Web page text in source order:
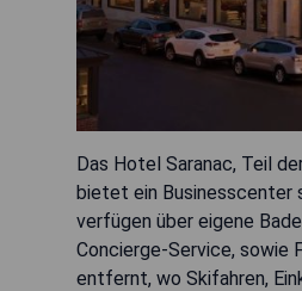
Das Hotel Saranac, Teil
bietet ein Businesscenter
verfügen über eigene
Concierge-Service, sowie
entfernt, wo Skifahren,